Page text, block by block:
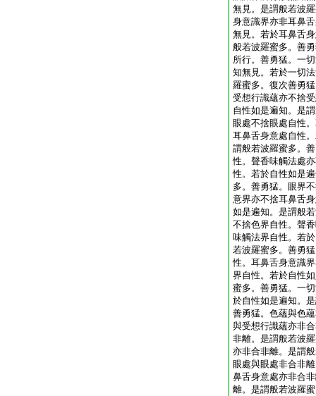
無見。是謂般若波
身意識界亦非耳鼻
無見。若於耳鼻舌
般若波羅蜜多。善
所行。善勇猛。一
知無見。若於一切
羅蜜多。復次善勇
受想行識蘊亦不捨
自性如是遍知。是
眼處不捨眼處自性
耳鼻舌身意處自性
謂般若波羅蜜多。
性。聲香味觸法處
性。若於自性如是
多。善勇猛。眼界
意界亦不捨耳鼻舌
如是遍知。是謂般
不捨色界自性。聲
味觸法界自性。若
若波羅蜜多。善勇
性。耳鼻舌身意識
界自性。若於自性
蜜多。善勇猛。一
於自性如是遍知。
善勇猛。色蘊與色
與受想行識蘊亦非
非離。是謂般若波
亦非合非離。是謂
眼處與眼處非合非
鼻舌身意處亦非合
離。是謂般若波羅